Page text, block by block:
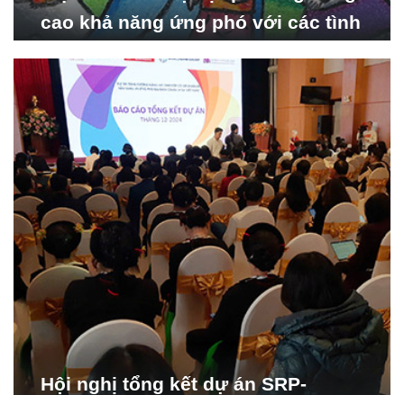
cao khả năng ứng phó với các tình
Hội nghị tổng kết dự án SRP-